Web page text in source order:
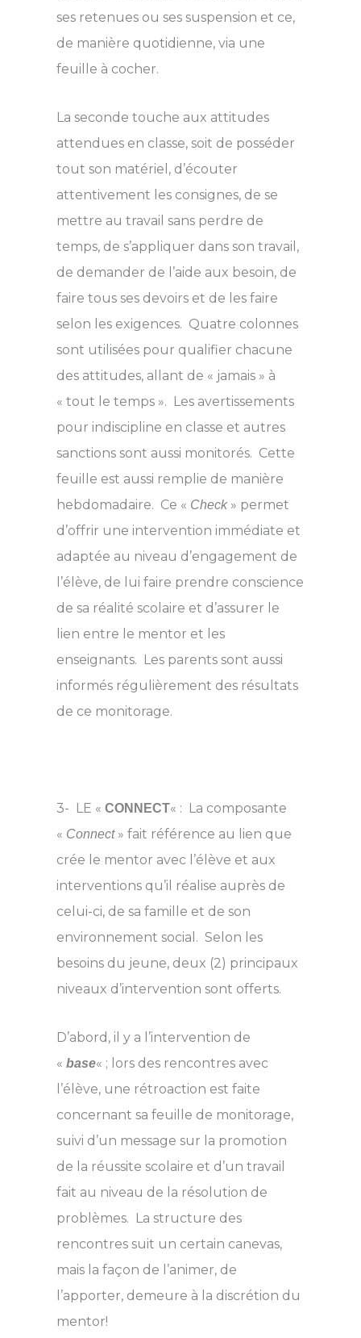
ses retenues ou ses suspension et ce,
de manière quotidienne, via une
feuille à cocher.
La seconde touche aux attitudes
attendues en classe, soit de posséder
tout son matériel, d’écouter
attentivement les consignes, de se
mettre au travail sans perdre de
temps, de s’appliquer dans son travail,
de demander de l’aide aux besoin, de
faire tous ses devoirs et de les faire
selon les exigences. Quatre colonnes
sont utilisées pour qualifier chacune
des attitudes, allant de « jamais » à
« tout le temps ». Les avertissements
pour indiscipline en classe et autres
sanctions sont aussi monitorés. Cette
feuille est aussi remplie de manière
hebdomadaire. Ce « Check» permet
d’offrir une intervention immédiate et
adaptée au niveau d’engagement de
l’élève, de lui faire prendre conscience
de sa réalité scolaire et d’assurer le
lien entre le mentor et les
enseignants. Les parents sont aussi
informés régulièrement des résultats
de ce monitorage.
3- LE « CONNECT« : La composante
« Connect» fait référence au lien que
crée le mentor avec l’élève et aux
interventions qu’il réalise auprès de
celui-ci, de sa famille et de son
environnement social. Selon les
besoins du jeune, deux (2) principaux
niveaux d’intervention sont offerts.
D’abord, il y a l’intervention de
« base« ; lors des rencontres avec
l’élève, une rétroaction est faite
concernant sa feuille de monitorage,
suivi d’un message sur la promotion
de la réussite scolaire et d’un travail
fait au niveau de la résolution de
problèmes. La structure des
rencontres suit un certain canevas,
mais la façon de l’animer, de
l’apporter, demeure à la discrétion du
mentor!